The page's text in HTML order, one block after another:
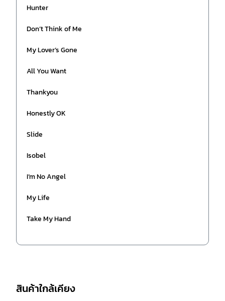
Hunter
Don’t Think of Me
My Lover’s Gone
All You Want
Thankyou
Honestly OK
Slide
Isobel
I’m No Angel
My Life
Take My Hand
สินค้าใกล้เคียง